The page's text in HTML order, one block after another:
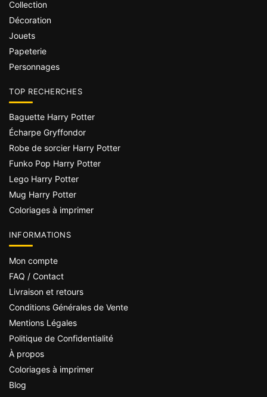
Collection
Décoration
Jouets
Papeterie
Personnages
TOP RECHERCHES
Baguette Harry Potter
Écharpe Gryffondor
Robe de sorcier Harry Potter
Funko Pop Harry Potter
Lego Harry Potter
Mug Harry Potter
Coloriages à imprimer
INFORMATIONS
Mon compte
FAQ / Contact
Livraison et retours
Conditions Générales de Vente
Mentions Légales
Politique de Confidentialité
À propos
Coloriages à imprimer
Blog